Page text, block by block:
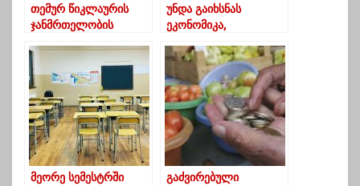
თემურ წიკლაურის
ჯანმრთელობის
გაუმჯობესდა
უნდა გაიხსნას
ეკონომიკა,
ჯანდაცვის
ექსპერტების
შეფასებები
რეგულაციებზე
მეორე სემესტრში
გაძვირებული